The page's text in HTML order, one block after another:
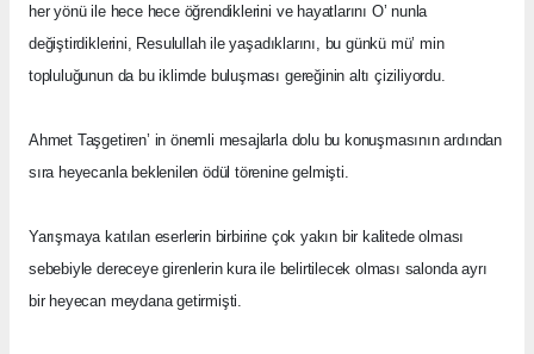
her yönü ile hece hece öğrendiklerini ve hayatlarını O’ nunla
değiştirdiklerini, Resulullah ile yaşadıklarını, bu günkü mü’ min
topluluğunun da bu iklimde buluşması gereğinin altı çiziliyordu.
Ahmet Taşgetiren’ in önemli mesajlarla dolu bu konuşmasının ardından
sıra heyecanla beklenilen ödül törenine gelmişti.
Yarışmaya katılan eserlerin birbirine çok yakın bir kalitede olması
sebebiyle dereceye girenlerin kura ile belirtilecek olması salonda ayrı
bir heyecan meydana getirmişti.